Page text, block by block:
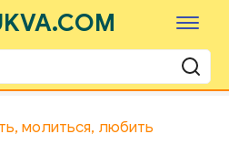
молиться, любить